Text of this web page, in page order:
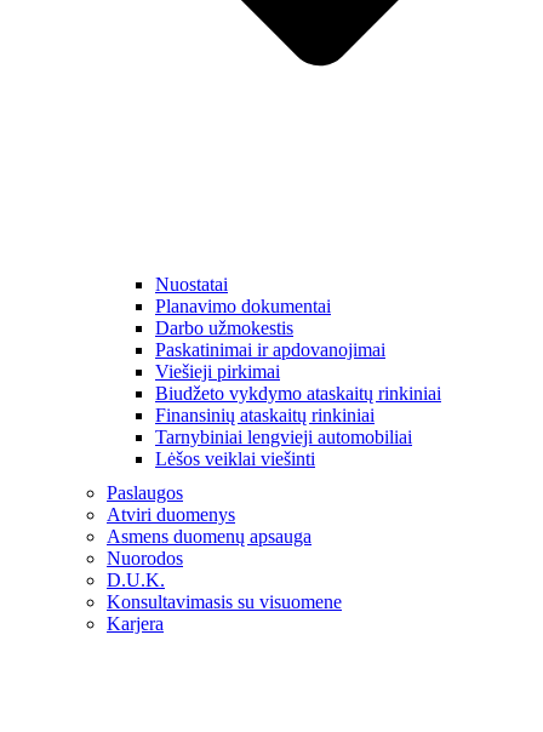
Nuostatai
Planavimo dokumentai
Darbo užmokestis
Paskatinimai ir apdovanojimai
Viešieji pirkimai
Biudžeto vykdymo ataskaitų rinkiniai
Finansinių ataskaitų rinkiniai
Tarnybiniai lengvieji automobiliai
Lėšos veiklai viešinti
Paslaugos
Atviri duomenys
Asmens duomenų apsauga
Nuorodos
D.U.K.
Konsultavimasis su visuomene
Karjera